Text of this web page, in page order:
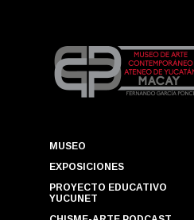
MUSEO
EXPOSICIONES
PROYECTO EDUCATIVO
YUCUNET